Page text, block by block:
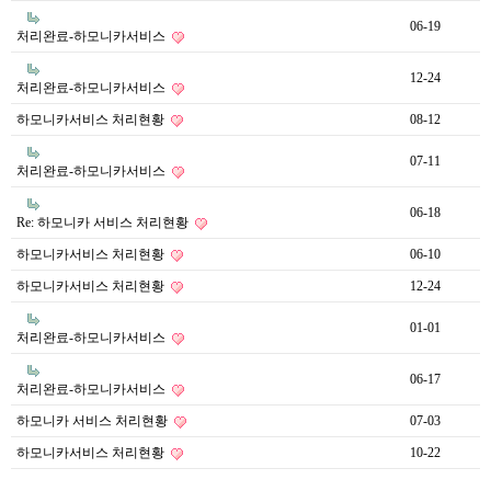
처리완료-하모니카서비스
06-19
처리완료-하모니카서비스
12-24
하모니카서비스 처리현황 08-12
처리완료-하모니카서비스
07-11
Re: 하모니카 서비스 처리현황
06-18
하모니카서비스 처리현황 06-10
하모니카서비스 처리현황 12-24
처리완료-하모니카서비스
01-01
처리완료-하모니카서비스
06-17
하모니카 서비스 처리현황 07-03
하모니카서비스 처리현황 10-22